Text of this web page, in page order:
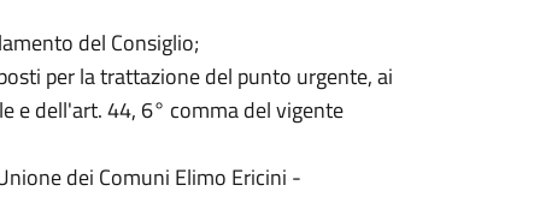
del Consiglio;
per la trattazione del punto urgente, ai
e dell'art. 44, 6° comma del vigente
dei Comuni Elimo Ericini -